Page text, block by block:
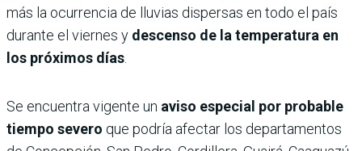
más la ocurrencia de lluvias dispersas en todo el país
durante el viernes y descenso de la temperatura en
los próximos días.
Se encuentra vigente un aviso especial por probable
tiempo severo que podría afectar los departamentos